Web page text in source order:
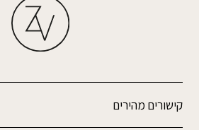
קישורים מהירים